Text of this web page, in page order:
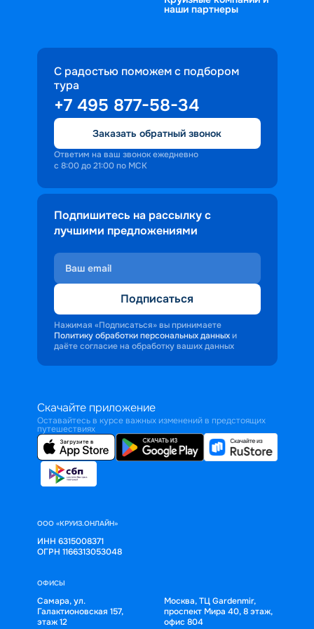
продлится более 10 дней. Решать
наши партнеры
С радостью поможем с подбором
тура
+7 495 877-58-34
Заказать обратный звонок
Ответим на ваш звонок ежедневно
с 8:00 до 21:00 по МСК
Подпишитесь на рассылку с
лучшими предложениями
Подписаться
Нажимая «Подписаться» вы принимаете
Политику обработки персональных данных и
даёте согласие на обработку ваших данных
Скачайте приложение
Оставайтесь в курсе важных изменений в предстоящих
путешествиях
ООО «КРУИЗ.ОНЛАЙН»
ИНН 6315008371
ОГРН 1166313053048
ОФИСЫ
Самара, ул.
Галактионовская 157,
этаж 12
Москва, ТЦ Gardenmir,
проспект Мира 40, 8 этаж,
офис 804